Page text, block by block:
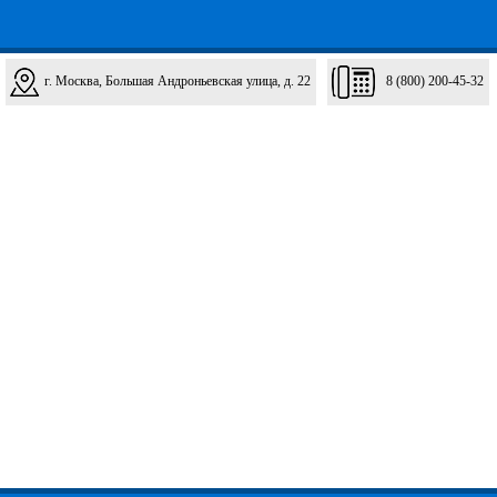
г. Москва, Большая Андроньевская улица, д. 22 8 (800) 200-45-32